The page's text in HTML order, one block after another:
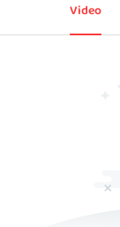
Video